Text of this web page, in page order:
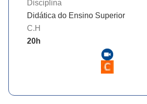
Disciplina
Didática do Ensino Superior
C.H
20h